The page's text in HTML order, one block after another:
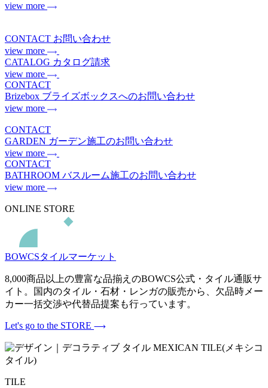
view more
CONTACT お問い合わせ
view more
CATALOG カタログ請求
view more
CONTACT
Brizebox ブライズボックスへのお問い合わせ
view more
CONTACT
GARDEN ガーデン施工のお問い合わせ
view more
CONTACT
BATHROOM バスルーム施工のお問い合わせ
view more
ONLINE STORE
BOWCSタイルマーケット
8,000商品以上の豊富な品揃えのBOWCS公式・タイル通販サ
イト。国内のタイル・石材・レンガの販売から、欠品時メー
カー一括交渉や代替品提案も行っています。
Let's go to the STORE
TILE